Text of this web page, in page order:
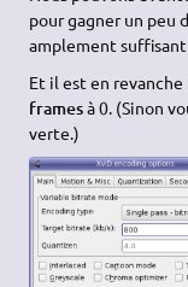
pour gagner un peu
amplement suffisant
Et il est en
framesà 0. (Sinon
verte.)